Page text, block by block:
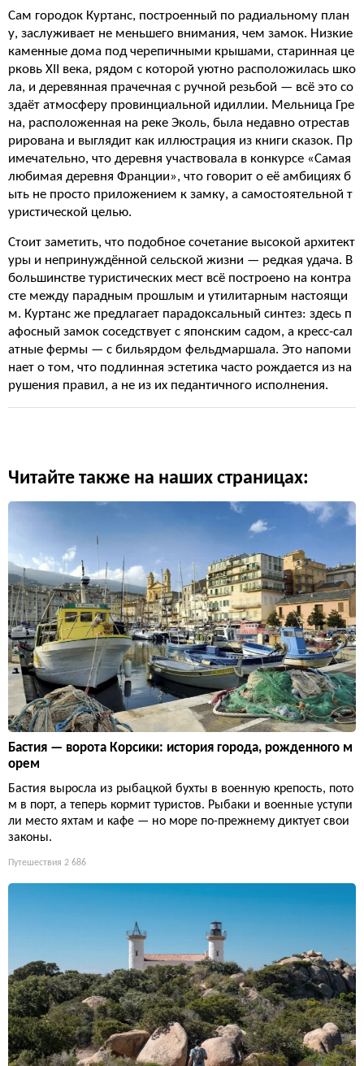
Сам городок Куртанс, построенный по радиальному план
у, заслуживает не меньшего внимания, чем замок. Низкие
каменные дома под черепичными крышами, старинная це
рковь XII века, рядом с которой уютно расположилась шко
ла, и деревянная прачечная с ручной резьбой — всё это со
здаёт атмосферу провинциальной идиллии. Мельница Гре
на, расположенная на реке Эколь, была недавно отрестав
рирована и выглядит как иллюстрация из книги сказок. Пр
имечательно, что деревня участвовала в конкурсе «Самая
любимая деревня Франции», что говорит о её амбициях б
ыть не просто приложением к замку, а самостоятельной т
уристической целью.
Стоит заметить, что подобное сочетание высокой архитект
уры и непринуждённой сельской жизни — редкая удача. В
большинстве туристических мест всё построено на контра
сте между парадным прошлым и утилитарным настоящи
м. Куртанс же предлагает парадоксальный синтез: здесь п
афосный замок соседствует с японским садом, а кресс-сал
атные фермы — с бильярдом фельдмаршала. Это напоми
нает о том, что подлинная эстетика часто рождается из на
рушения правил, а не из их педантичного исполнения.
Читайте также на наших страницах:
Бастия — ворота Корсики: история города, рожденного м
орем
Бастия выросла из рыбацкой бухты в военную крепость, пото
м в порт, а теперь кормит туристов. Рыбаки и военные уступи
ли место яхтам и кафе — но море по-прежнему диктует свои
законы.
Путешествия 2 686